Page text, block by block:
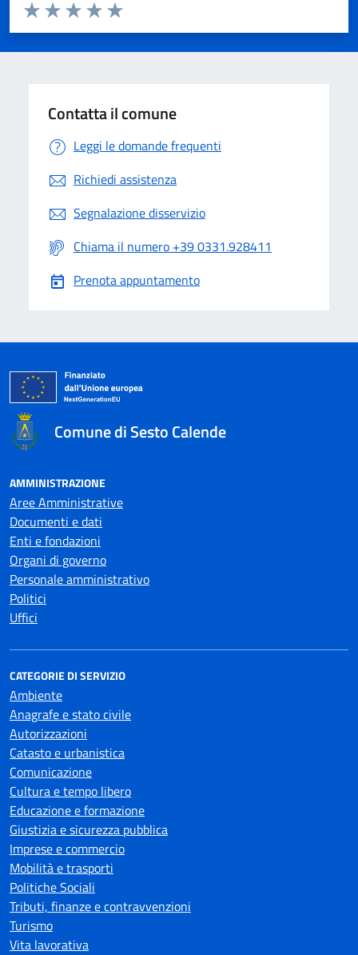
Valuta da 1 a 5 stelle la pagina
Valuta 5 stelle su 5
Valuta 4 stelle su 5
Valuta 3 stelle su 5
Valuta 2 stelle su 5
Valuta 1 stelle su 5
Contatta il comune
Leggi le domande frequenti
Richiedi assistenza
Segnalazione disservizio
Chiama il numero +39 0331.928411
Prenota appuntamento
Comune di Sesto Calende
AMMINISTRAZIONE
Aree Amministrative
Documenti e dati
Enti e fondazioni
Organi di governo
Personale amministrativo
Politici
Uffici
CATEGORIE DI SERVIZIO
Ambiente
Anagrafe e stato civile
Autorizzazioni
Catasto e urbanistica
Comunicazione
Cultura e tempo libero
Educazione e formazione
Giustizia e sicurezza pubblica
Imprese e commercio
Mobilità e trasporti
Politiche Sociali
Tributi, finanze e contravvenzioni
Turismo
Vita lavorativa